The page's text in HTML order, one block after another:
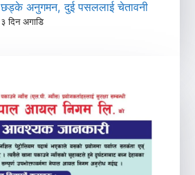
छड्के अनुगमन, दुई पसललाई चेतावनी
३ दिन अगाडि